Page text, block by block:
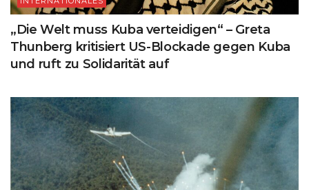
„Die Welt muss Kuba verteidigen“ – Greta
Thunberg kritisiert US-Blockade gegen Kuba
und ruft zu Solidarität auf